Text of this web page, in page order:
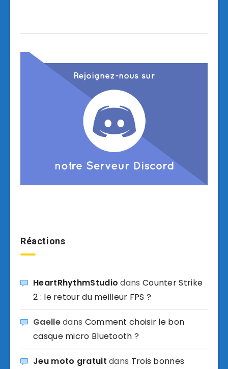
Réactions
HeartRhythmStudio dans Counter Strike
2 : le retour du meilleur FPS ?
Gaelledans Comment choisir le bon
casque micro Bluetooth ?
Jeu moto gratuit dans Trois bonnes